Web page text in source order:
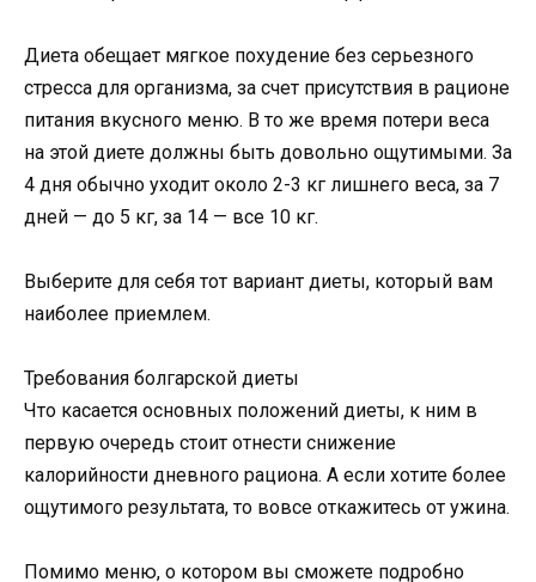
Диета обещает мягкое похудение без серьезного
стресса для организма, за счет присутствия в рационе
питания вкусного меню. В то же время потери веса
на этой диете должны быть довольно ощутимыми. За
4 дня обычно уходит около 2-3 кг лишнего веса, за 7
дней — до 5 кг, за 14 — все 10 кг.
Выберите для себя тот вариант диеты, который вам
наиболее приемлем.
Требования болгарской диеты
Что касается основных положений диеты, к ним в
первую очередь стоит отнести снижение
калорийности дневного рациона. А если хотите более
ощутимого результата, то вовсе откажитесь от ужина.
Помимо меню, о котором вы сможете подробно